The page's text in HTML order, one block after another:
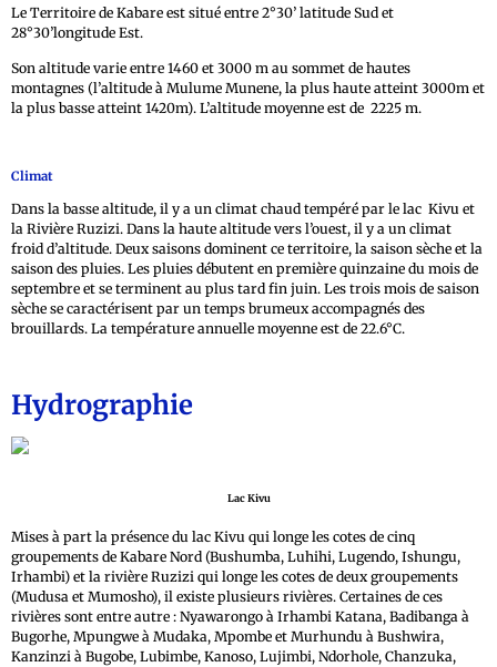
Le Territoire de Kabare est situé entre 2°30’ latitude Sud et
28°30’longitude Est.
Son altitude varie entre 1460 et 3000 m au sommet de hautes
montagnes (l’altitude à Mulume Munene, la plus haute atteint 3000m et
la plus basse atteint 1420m). L’altitude moyenne est de 2225 m.
Climat
Dans la basse altitude, il y a un climat chaud tempéré par le lac Kivu et
la Rivière Ruzizi. Dans la haute altitude vers l’ouest, il y a un climat
froid d’altitude. Deux saisons dominent ce territoire, la saison sèche et la
saison des pluies. Les pluies débutent en première quinzaine du mois de
septembre et se terminent au plus tard fin juin. Les trois mois de saison
sèche se caractérisent par un temps brumeux accompagnés des
brouillards. La température annuelle moyenne est de 22.6°C.
Hydrographie
Lac Kivu
Mises à part la présence du lac Kivu qui longe les cotes de cinq
groupements de Kabare Nord (Bushumba, Luhihi, Lugendo, Ishungu,
Irhambi) et la rivière Ruzizi qui longe les cotes de deux groupements
(Mudusa et Mumosho), il existe plusieurs rivières. Certaines de ces
rivières sont entre autre : Nyawarongo à Irhambi Katana, Badibanga à
Bugorhe, Mpungwe à Mudaka, Mpombe et Murhundu à Bushwira,
Kanzinzi à Bugobe, Lubimbe, Kanoso, Lujimbi, Ndorhole, Chanzuka,